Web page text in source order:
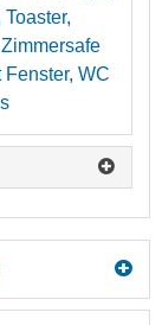
WC